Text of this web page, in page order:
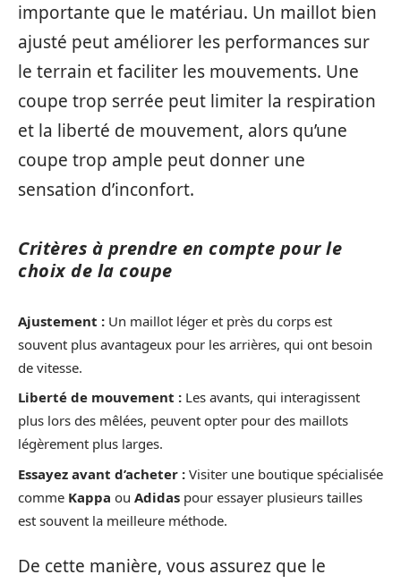
importante que le matériau. Un maillot bien
ajusté peut améliorer les performances sur
le terrain et faciliter les mouvements. Une
coupe trop serrée peut limiter la respiration
et la liberté de mouvement, alors qu’une
coupe trop ample peut donner une
sensation d’inconfort.
Critères à prendre en compte pour le
choix de la coupe
Ajustement : Un maillot léger et près du corps est
souvent plus avantageux pour les arrières, qui ont besoin
de vitesse.
Liberté de mouvement : Les avants, qui interagissent
plus lors des mêlées, peuvent opter pour des maillots
légèrement plus larges.
Essayez avant d’acheter : Visiter une boutique spécialisée
comme Kappa ou Adidas pour essayer plusieurs tailles
est souvent la meilleure méthode.
De cette manière, vous assurez que le